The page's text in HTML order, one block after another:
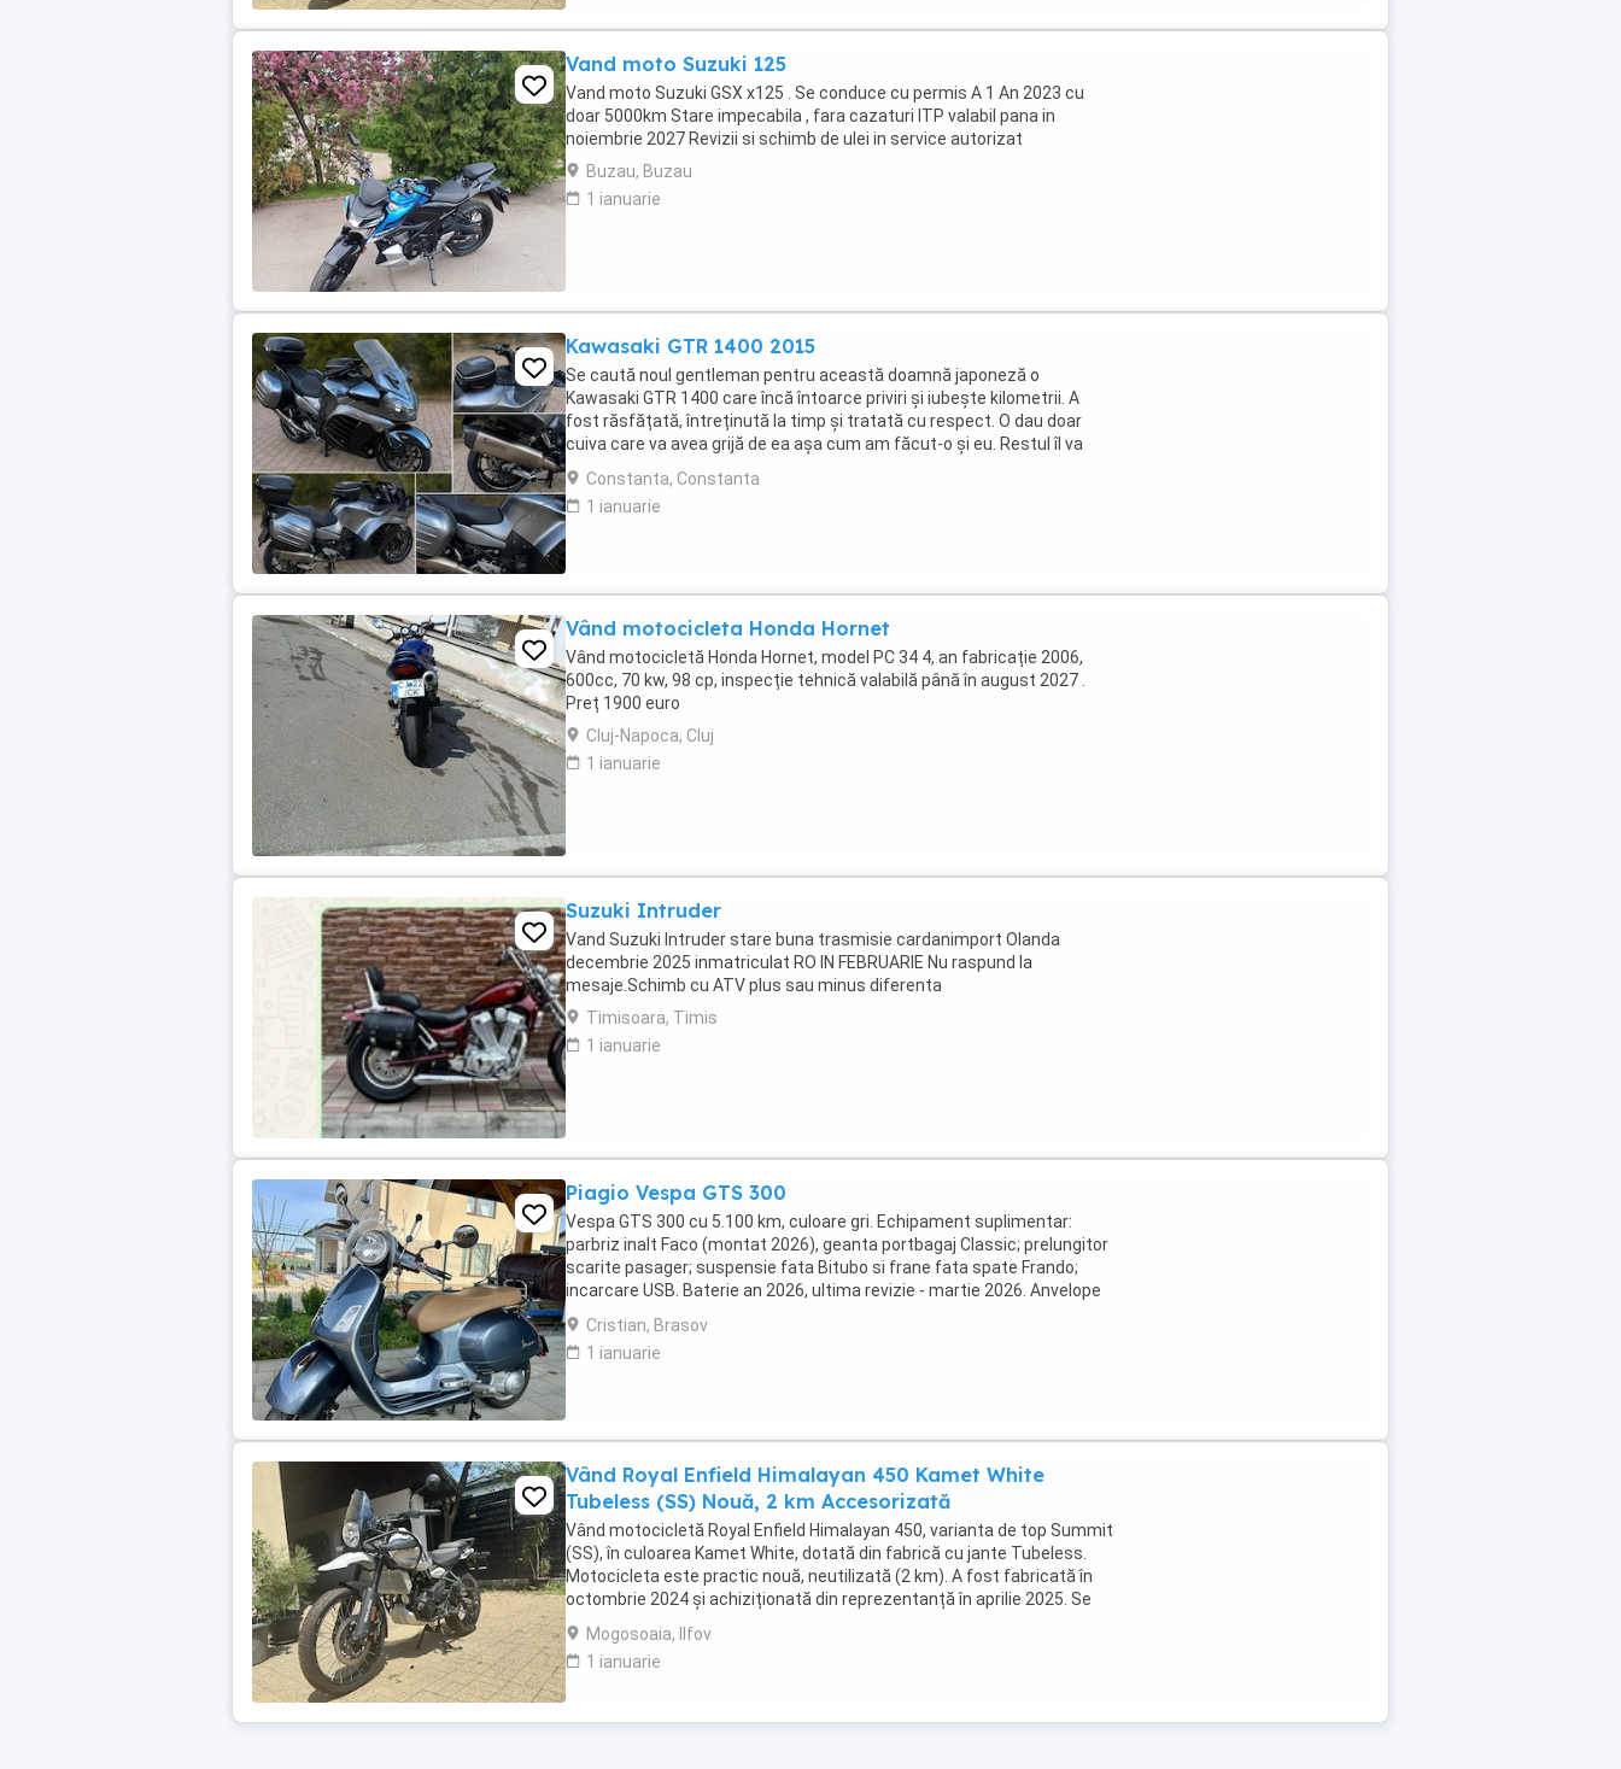
Vand moto Suzuki 125
Vand moto Suzuki GSX x125 . Se conduce cu permis A 1 An 2023 cu
doar 5000km Stare impecabila , fara cazaturi ITP valabil pana in
noiembrie 2027 Revizii si schimb de ulei in service autorizat
Buzau, Buzau
1 ianuarie
Kawasaki GTR 1400 2015
Se caută noul gentleman pentru această doamnă japoneză o
Kawasaki GTR 1400 care încă întoarce priviri și iubește kilometrii. A
fost răsfățată, întreținută la timp și tratată cu respect. O dau doar
cuiva care va avea grijă de ea așa cum am făcut-o și eu. Restul îl va
convinge ea la prima cheie. Vă ...
Constanta, Constanta
1 ianuarie
Vând motocicleta Honda Hornet
Vând motocicletă Honda Hornet, model PC 34 4, an fabricație 2006,
600cc, 70 kw, 98 cp, inspecție tehnică valabilă până în august 2027 .
Preț 1900 euro
Cluj-Napoca, Cluj
1 ianuarie
Suzuki Intruder
Vand Suzuki Intruder stare buna trasmisie cardanimport Olanda
decembrie 2025 inmatriculat RO IN FEBRUARIE Nu raspund la
mesaje.Schimb cu ATV plus sau minus diferenta
Timisoara, Timis
1 ianuarie
Piagio Vespa GTS 300
Vespa GTS 300 cu 5.100 km, culoare gri. Echipament suplimentar:
parbriz inalt Faco (montat 2026), geanta portbagaj Classic; prelungitor
scarite pasager; suspensie fata Bitubo si frane fata spate Frando;
incarcare USB. Baterie an 2026, ultima revizie - martie 2026. Anvelope
2024. Itp valabil pana in ...
Cristian, Brasov
1 ianuarie
Vând Royal Enfield Himalayan 450 Kamet White
Tubeless (SS) Nouă, 2 km Accesorizată
Vând motocicletă Royal Enfield Himalayan 450, varianta de top Summit
(SS), în culoarea Kamet White, dotată din fabrică cu jante Tubeless.
Motocicleta este practic nouă, neutilizată (2 km). A fost fabricată în
octombrie 2024 și achiziționată din reprezentanță în aprilie 2025. Se
află în stare absolut ...
Mogosoaia, Ilfov
1 ianuarie